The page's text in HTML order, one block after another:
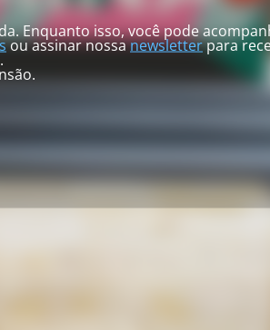
Enquanto isso, você pode
ou assinar nossanewsletterpara